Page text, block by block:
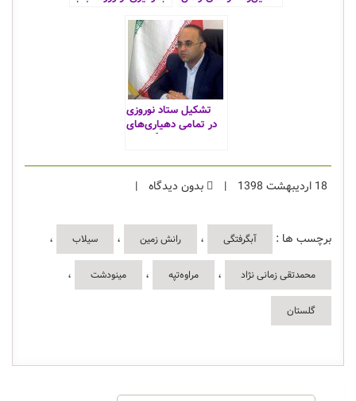
تشکیل ستاد نوروزی
در تمامی دهیاری‌های
گلستان
18 اردیبهشت 1398 | بدون دیدگاه |
برچسب ها : آبگرفتگی ، رانش زمین ، سیلاب ،
محمدتقی زمانی نژاد ، مراوه‌تپه ، مینودشت ،
گلستان